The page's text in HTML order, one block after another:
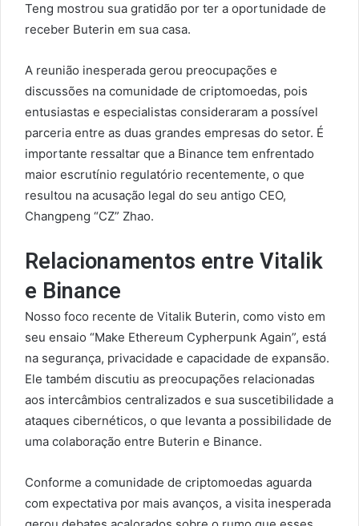
Teng mostrou sua gratidão por ter a oportunidade de
receber Buterin em sua casa.
A reunião inesperada gerou preocupações e
discussões na comunidade de criptomoedas, pois
entusiastas e especialistas consideraram a possível
parceria entre as duas grandes empresas do setor. É
importante ressaltar que a Binance tem enfrentado
maior escrutínio regulatório recentemente, o que
resultou na acusação legal do seu antigo CEO,
Changpeng “CZ” Zhao.
Relacionamentos entre Vitalik
e Binance
Nosso foco recente de Vitalik Buterin, como visto em
seu ensaio “Make Ethereum Cypherpunk Again”, está
na segurança, privacidade e capacidade de expansão.
Ele também discutiu as preocupações relacionadas
aos intercâmbios centralizados e sua suscetibilidade a
ataques cibernéticos, o que levanta a possibilidade de
uma colaboração entre Buterin e Binance.
Conforme a comunidade de criptomoedas aguarda
com expectativa por mais avanços, a visita inesperada